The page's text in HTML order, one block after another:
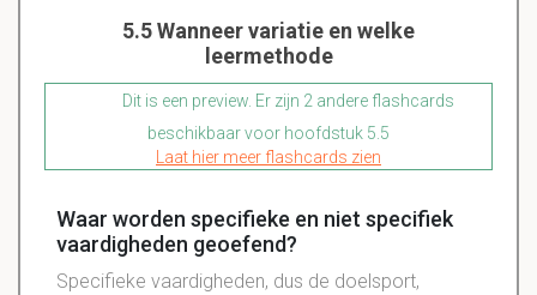
5.5 Wanneer variatie en welke
leermethode
Dit is een preview. Er zijn 2 andere flashcards
beschikbaar voor hoofdstuk 5.5
Laat hier meer flashcards zien
Waar worden specifieke en niet specifiek
vaardigheden geoefend?
Specifieke vaardigheden, dus de doelsport,